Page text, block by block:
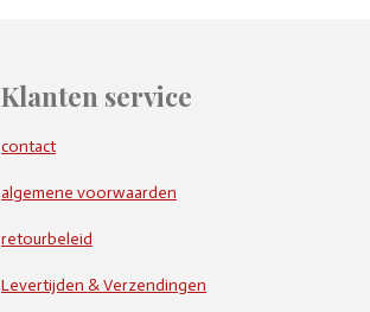
Klanten service
contact
algemene voorwaarden
retourbeleid
Levertijden & Verzendingen